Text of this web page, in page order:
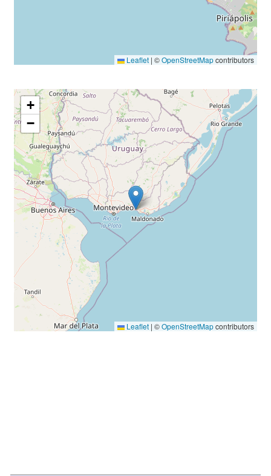
Leaflet | ©OpenStreetMapcontributors
+
−
Leaflet | ©OpenStreetMapcontributors